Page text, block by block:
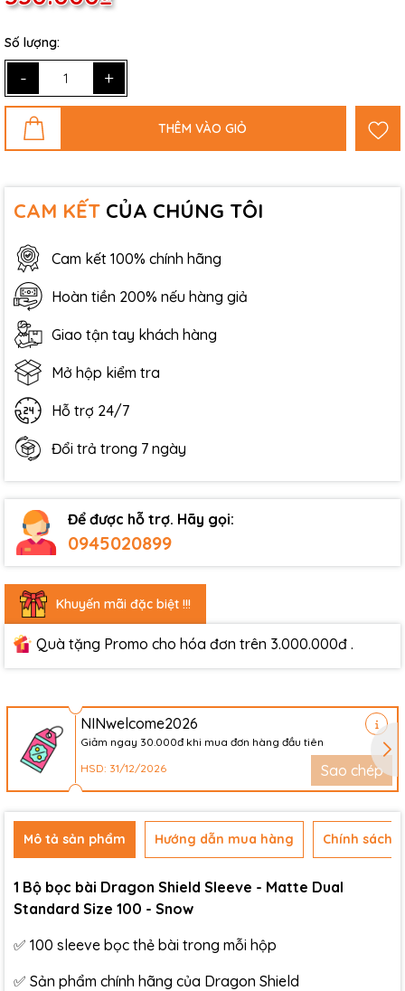
Số lượng:
- +
THÊM VÀO GIỎ
CAM KẾT CỦA CHÚNG TÔI
Cam kết 100% chính hãng
Hoàn tiền 200% nếu hàng giả
Giao tận tay khách hàng
Mở hộp kiểm tra
Hỗ trợ 24/7
Đổi trả trong 7 ngày
Để được hỗ trợ. Hãy gọi:
0945020899
Khuyến mãi đặc biệt !!!
Quà tặng Promo cho hóa đơn trên 3.000.000đ .
NINwelcome2026
Giảm ngay 30.000đ khi mua đơn hàng đầu tiên
HSD: 31/12/2026
Sao chép
Mô tả sản phẩm Hướng dẫn mua hàng Chính sách
1 Bộ bọc bài Dragon Shield Sleeve - Matte Dual
Standard Size 100 - Snow
✅ 100 sleeve bọc thẻ bài trong mỗi hộp
✅ Sản phẩm chính hãng của Dragon Shield